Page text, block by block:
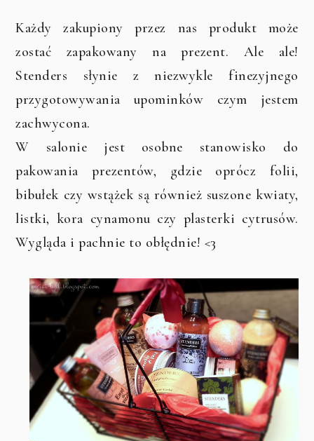
Każdy zakupiony przez nas produkt może
zostać zapakowany na prezent. Ale ale!
Stenders słynie z niezwykle finezyjnego
przygotowywania upominków czym jestem
zachwycona.
W salonie jest osobne stanowisko do
pakowania prezentów, gdzie oprócz folii,
bibułek czy wstążek są również suszone kwiaty,
listki, kora cynamonu czy plasterki cytrusów.
Wygląda i pachnie to obłędnie! <3